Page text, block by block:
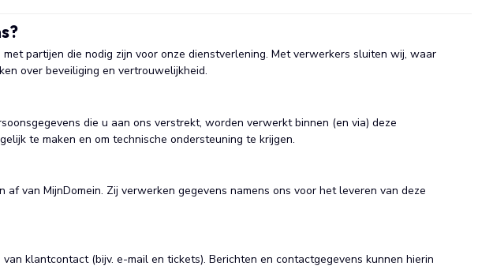
partijen die nodig zijn voor onze dienstverlening. Met verwerkers sluiten wij, waar
over beveiliging en vertrouwelijkheid.
die u aan ons verstrekt, worden verwerkt binnen (en via) deze
te maken en om technische ondersteuning te krijgen.
van MijnDomein. Zij verwerken gegevens namens ons voor het leveren van deze
klantcontact (bijv. e-mail en tickets). Berichten en contactgegevens kunnen hierin